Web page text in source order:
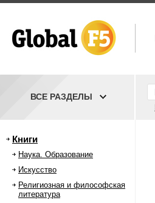
ВСЕ РАЗДЕЛЫ
Книги
Наука. Образование
Искусство
Религиозная и философская
литература